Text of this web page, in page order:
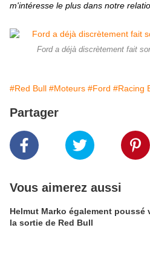
m'intéresse le plus dans notre
Ford a déjà discrètement fait
#Red Bull #Moteurs #Ford #Racing
Partager
Vous aimerez aussi
Helmut Marko également poussé
la sortie de Red Bull